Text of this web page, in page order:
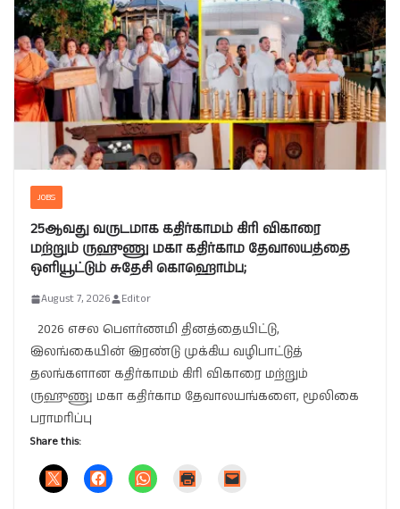
JOBS
25ஆவது வருடமாக கதிர்காமம் கிரி விகாரை
மற்றும் ருஹுணு மகா கதிர்காம தேவாலயத்தை
ஒளியூட்டும் சுதேசி கொஹொம்ப;
August 7, 2026 Editor
2026 எசல பௌர்ணமி தினத்தையிட்டு,
இலங்கையின் இரண்டு முக்கிய வழிபாட்டுத்
தலங்களான கதிர்காமம் கிரி விகாரை மற்றும்
ருஹுணு மகா கதிர்காம தேவாலயங்களை, மூலிகை
பராமரிப்பு
Share this: